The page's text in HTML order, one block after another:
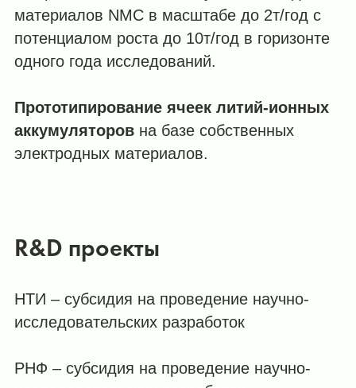
материалов NMC в масштабе до 2т/год с
потенциалом роста до 10т/год в горизонте
одного года исследований.
Прототипирование ячеек литий-ионных
аккумуляторовна базе собственных
электродных материалов.
R&D проекты
НТИ – субсидия на проведение научно-
исследовательских разработок
РНФ – субсидия на проведение научно-